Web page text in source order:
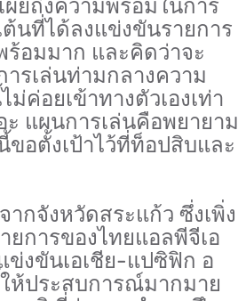
ยถึงความพร้อมในการ
นที่ได้ลงแข่งขันรายการ
อมมาก และคิดว่าจะ
รเล่นท่ามกลางความ
ค่อยเข้าทางตัวเองเท่า
ะ แผนการเล่นคือพยายาม
ขอตั้งเป้าไว้ที่ท็อปสิบและ
กจังหวัดสระแก้ว ซึ่งเพิ่ง
การของไทยแอลพีจีเอ
ข่งขันเอเชีย-แปซิฟิก อ
ให้ประสบการณ์มากมาย